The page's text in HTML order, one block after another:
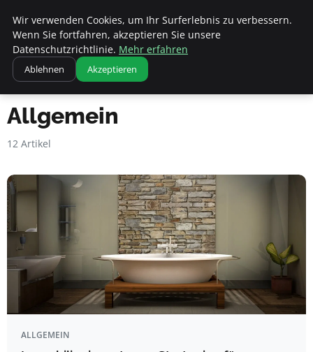
Apemania Shop
Startseite Allgemein
Allgemein
12 Artikel
ALLGEMEIN
Wir verwenden Cookies, um Ihr Surferlebnis zu verbessern.
Wenn Sie fortfahren, akzeptieren Sie unsere
Datenschutzrichtlinie. Mehr erfahren
Ablehnen Akzeptieren